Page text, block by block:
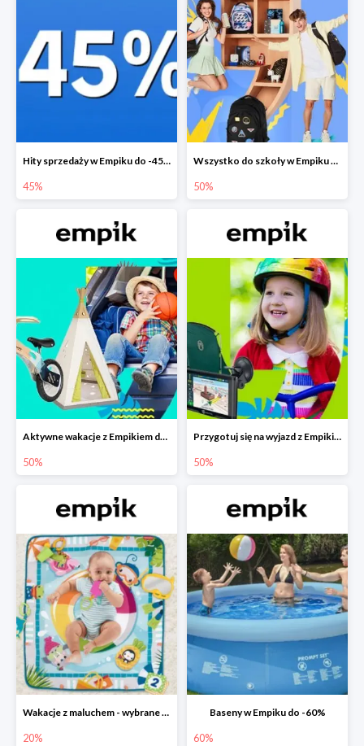
Hity sprzedaży w Empiku do -45%
45%
Wszystko do szkoły w Empiku do -50%
50%
Aktywne wakacje z Empikiem do -50%
50%
Przygotuj się na wyjazd z Empikiem - rabaty do -50%
50%
Wakacje z maluchem - wybrane zabawki Fisher-Price w Empiku-20%
20%
Baseny w Empiku do -60%
60%